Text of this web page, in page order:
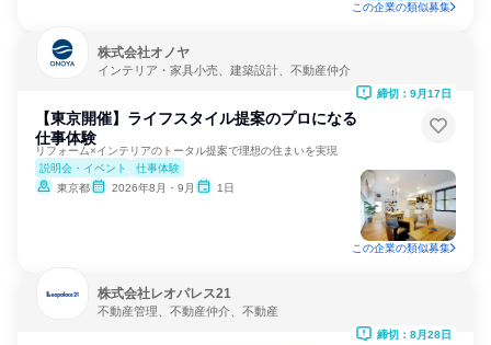
この企業の類似募集
株式会社オノヤ
インテリア・家具小売、建築設計、不動産仲介
【東京開催】ライフスタイル提案のプロになる
仕事体験
リフォーム×インテリアのトータル提案で理想の住まいを実現
説明会・イベント
仕事体験
東京都
2026年8月・9月 1日
締切：9月17日
この企業の類似募集
株式会社レオパレス21
不動産管理、不動産仲介、不動産
締切：8月28日